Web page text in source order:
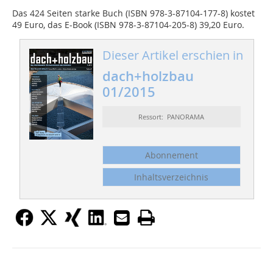
Das 424 Seiten starke Buch (ISBN 978-3-87104-177-8) kostet
49 Euro, das E-Book (ISBN 978-3-87104-205-8) 39,20 Euro.
Dieser Artikel erschien in
dach+holzbau
01/2015
Ressort: PANORAMA
Abonnement
Inhaltsverzeichnis